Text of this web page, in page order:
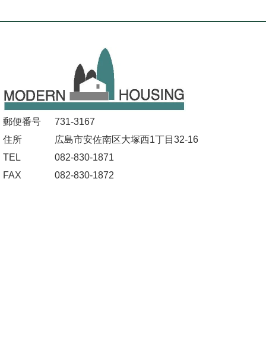
郵便番号
731-3167
住所
広島市安佐南区大塚西1丁目32-16
TEL
082-830-1871
FAX
082-830-1872